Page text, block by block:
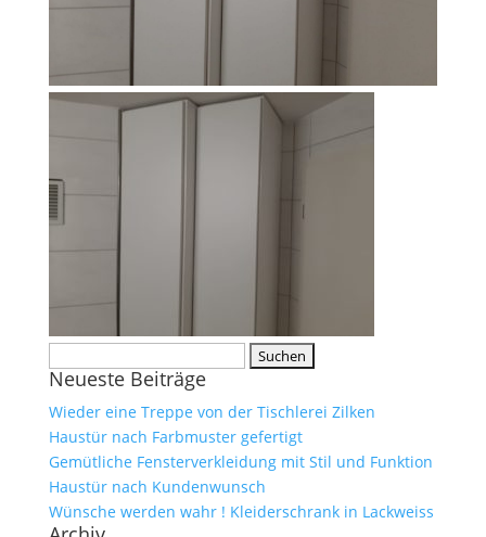
nach:
Neueste Beiträge
Wieder eine Treppe von der Tischlerei Zilken
Haustür nach Farbmuster gefertigt
Gemütliche Fensterverkleidung mit Stil und Funktion
Haustür nach Kundenwunsch
Wünsche werden wahr ! Kleiderschrank in Lackweiss